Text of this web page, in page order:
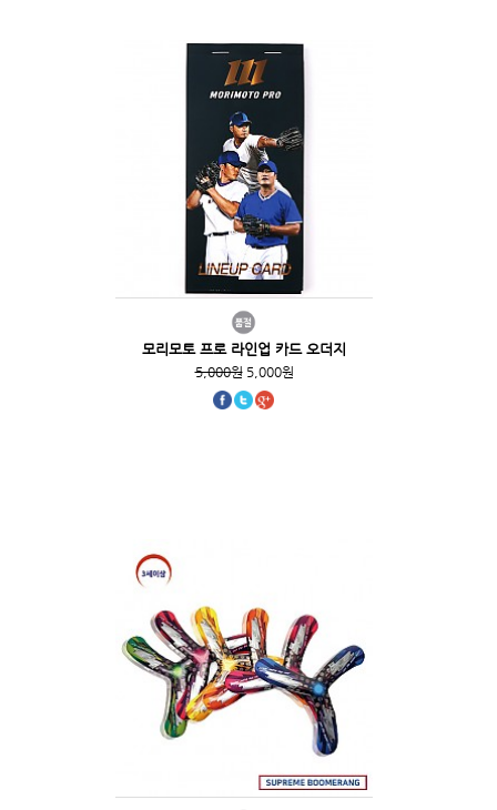
모리모토 프로 라인업 카드 오더지
5,000원5,000원